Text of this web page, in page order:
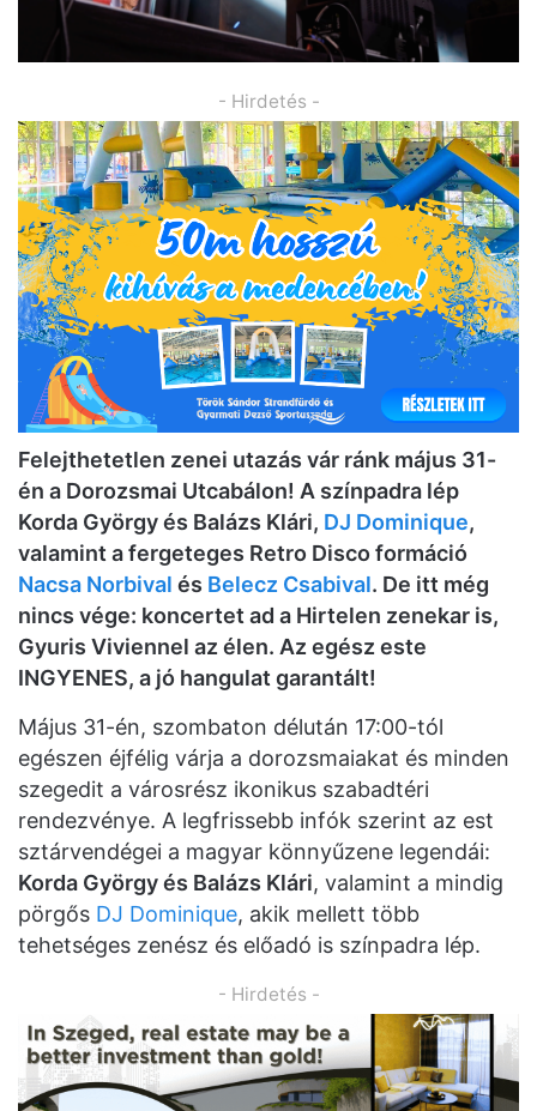
- Hirdetés -
Felejthetetlen zenei utazás vár ránk május 31-
én a Dorozsmai Utcabálon! A színpadra lép
Korda György és Balázs Klári, DJ Dominique,
valamint a fergeteges Retro Disco formáció
Nacsa Norbival és Belecz Csabival. De itt még
nincs vége: koncertet ad a Hirtelen zenekar is,
Gyuris Viviennel az élen. Az egész este
INGYENES, a jó hangulat garantált!
Május 31-én, szombaton délután 17:00-tól
egészen éjfélig várja a dorozsmaiakat és minden
szegedit a városrész ikonikus szabadtéri
rendezvénye. A legfrissebb infók szerint az est
sztárvendégei a magyar könnyűzene legendái:
Korda György és Balázs Klári, valamint a mindig
pörgős DJ Dominique, akik mellett több
tehetséges zenész és előadó is színpadra lép.
- Hirdetés -